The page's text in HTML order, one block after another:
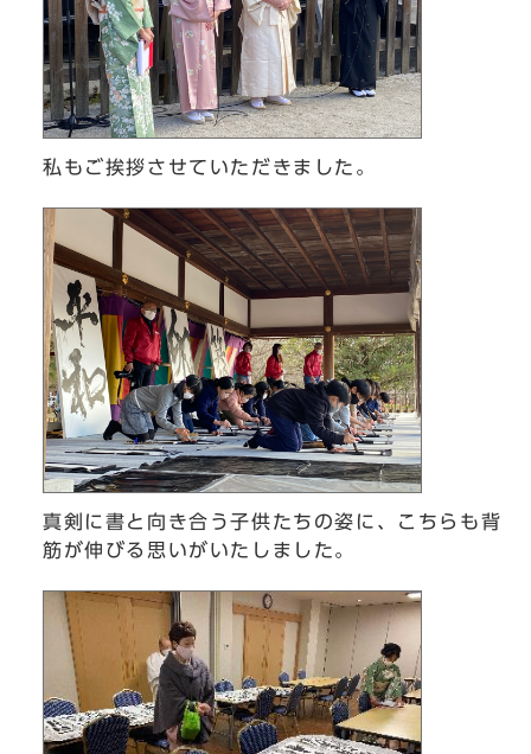
私もご挨拶させていただきました。
真剣に書と向き合う子供たちの姿に、こちらも背
筋が伸びる思いがいたしました。